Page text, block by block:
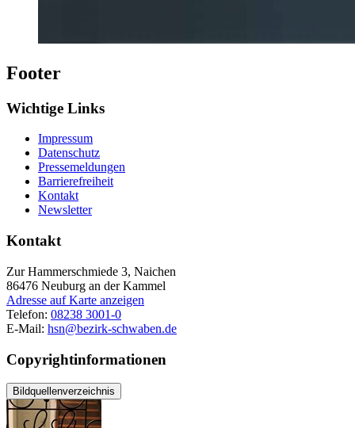
Footer
Wichtige Links
Impressum
Datenschutz
Pressemeldungen
Barrierefreiheit
Kontakt
Newsletter
Kontakt
Zur Hammerschmiede 3, Naichen
86476 Neuburg an der Kammel
Adresse auf Karte anzeigen
Telefon: 08238 3001-0
E-Mail: hsn@bezirk-schwaben.de
Copyrightinformationen
Bildquellenverzeichnis